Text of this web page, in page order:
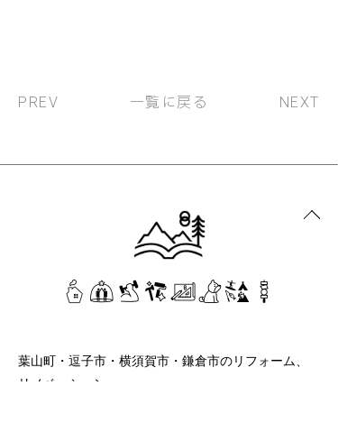
PREV 一覧に戻る NEXT
葉山町・逗子市・横須賀市・鎌倉市のリフォーム、
リノベーション